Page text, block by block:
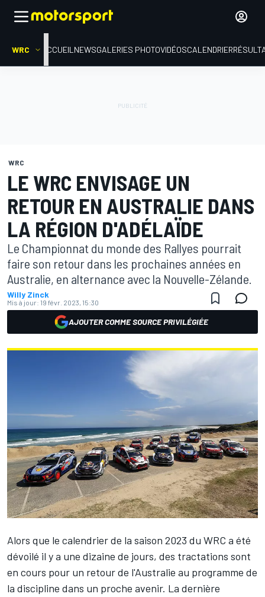
WRC ACCUEIL NEWSGALERIES PHOTOVIDÉOSCALENDRIER
WRC
LE WRC ENVISAGE UN
RETOUR EN AUSTRALIE DANS
LA RÉGION D'ADÉLAÏDE
Le Championnat du monde des Rallyes pourrait
faire son retour dans les prochaines années en
Australie, en alternance avec la Nouvelle-Zélande.
Willy Zinck
Mis à jour: 19 févr. 2023, 15:30
AJOUTER COMME SOURCE PRIVILÉGIÉE
Alors que le calendrier de la saison 2023 du WRC a été
dévoilé il y a une dizaine de jours, des tractations sont
en cours pour un retour de l'Australie au programme de
la discipline dans un proche avenir. La dernière